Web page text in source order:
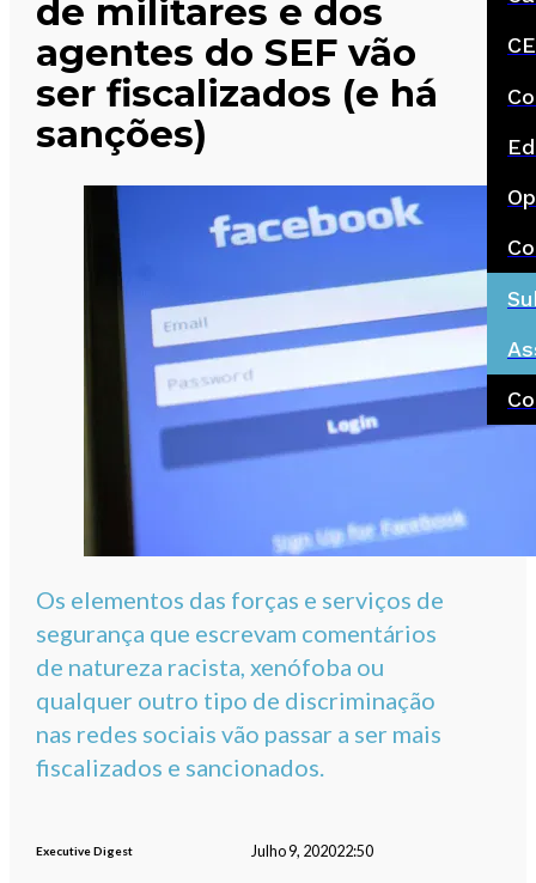
de militares e dos
agentes do SEF vão
ser fiscalizados (e há
sanções)
Os elementos das forças e serviços de
segurança que escrevam comentários
de natureza racista, xenófoba ou
qualquer outro tipo de discriminação
nas redes sociais vão passar a ser mais
fiscalizados e sancionados.
Executive Digest Julho 9, 202022:50